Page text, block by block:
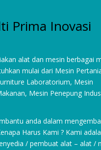
Prima Inovasi
alat dan mesin berbagai
mulai dari Mesin
Laboratorium, Mesin
Mesin Penepung
anda dalam
Harus Kami ? Kami
/ pembuat alat – alat /